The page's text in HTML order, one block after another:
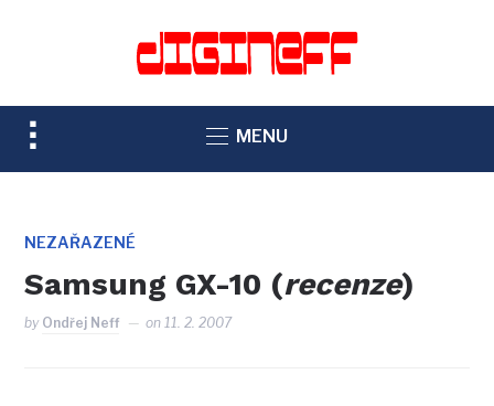
TOGGLE
SIDEBAR
NAVIGATION
MENU
NEZAŘAZENÉ
Samsung GX-10 (recenze)
by Ondřej Neff on11. 2. 2007